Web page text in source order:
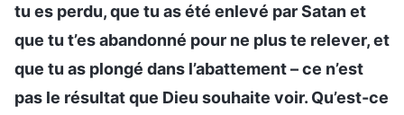
tu es perdu, que tu as été enlevé par Satan et
que tu t’es abandonné pour ne plus te relever, et
que tu as plongé dans l’abattement – ce n’est
pas le résultat que Dieu souhaite voir. Qu’est-ce